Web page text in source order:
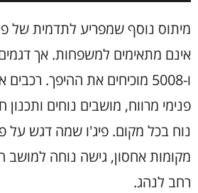
מיתוס נוסף שמפריע לתדמית של
ו-5008 מוכיחים את ההיפך.
פנימי מרווח, מושבים נוחים
נוח בכל מקום. פיג'ו שמה דגש על
מקומות אחסון, גישה נוחה למושב
רחב לנהג.